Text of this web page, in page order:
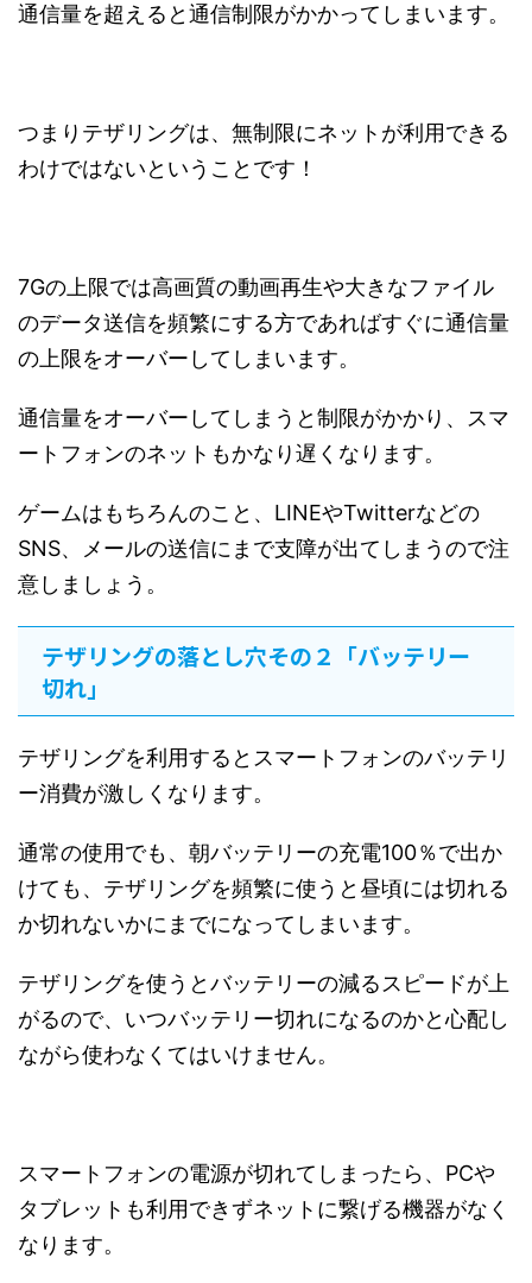
通信量を超えると通信制限がかかってしまいます。
つまりテザリングは、無制限にネットが利用できる
わけではないということです！
7Gの上限では高画質の動画再生や大きなファイル
のデータ送信を頻繁にする方であればすぐに通信量
の上限をオーバーしてしまいます。
通信量をオーバーしてしまうと制限がかかり、スマ
ートフォンのネットもかなり遅くなります。
ゲームはもちろんのこと、LINEやTwitterなどの
SNS、メールの送信にまで支障が出てしまうので注
意しましょう。
テザリングの落とし穴その２「バッテリー
切れ」
テザリングを利用するとスマートフォンのバッテリ
ー消費が激しくなります。
通常の使用でも、朝バッテリーの充電100％で出か
けても、テザリングを頻繁に使うと昼頃には切れる
か切れないかにまでになってしまいます。
テザリングを使うとバッテリーの減るスピードが上
がるので、いつバッテリー切れになるのかと心配し
ながら使わなくてはいけません。
スマートフォンの電源が切れてしまったら、PCや
タブレットも利用できずネットに繋げる機器がなく
なります。